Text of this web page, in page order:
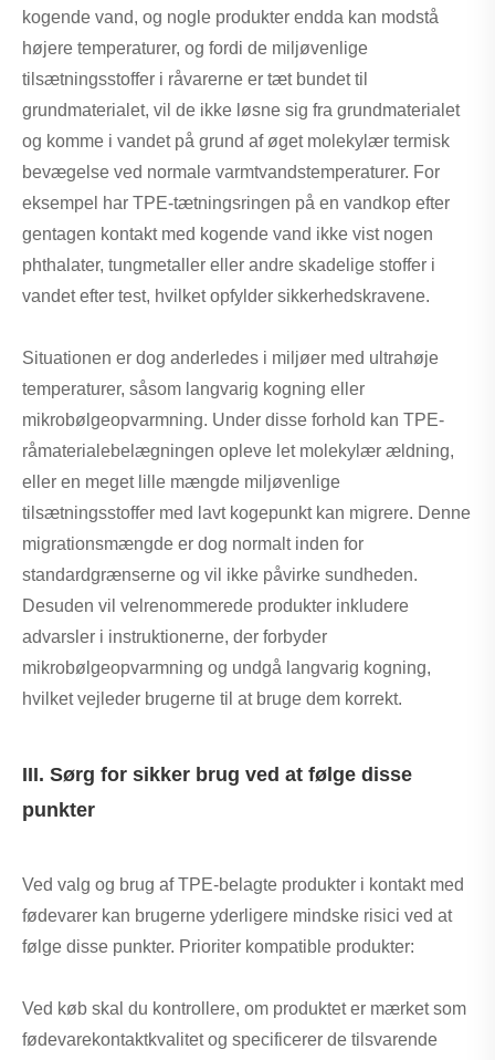
kogende vand, og nogle produkter endda kan modstå
højere temperaturer, og fordi de miljøvenlige
tilsætningsstoffer i råvarerne er tæt bundet til
grundmaterialet, vil de ikke løsne sig fra grundmaterialet
og komme i vandet på grund af øget molekylær termisk
bevægelse ved normale varmtvandstemperaturer. For
eksempel har TPE-tætningsringen på en vandkop efter
gentagen kontakt med kogende vand ikke vist nogen
phthalater, tungmetaller eller andre skadelige stoffer i
vandet efter test, hvilket opfylder sikkerhedskravene.
Situationen er dog anderledes i miljøer med ultrahøje
temperaturer, såsom langvarig kogning eller
mikrobølgeopvarmning. Under disse forhold kan TPE-
råmaterialebelægningen opleve let molekylær ældning,
eller en meget lille mængde miljøvenlige
tilsætningsstoffer med lavt kogepunkt kan migrere. Denne
migrationsmængde er dog normalt inden for
standardgrænserne og vil ikke påvirke sundheden.
Desuden vil velrenommerede produkter inkludere
advarsler i instruktionerne, der forbyder
mikrobølgeopvarmning og undgå langvarig kogning,
hvilket vejleder brugerne til at bruge dem korrekt.
III. Sørg for sikker brug ved at følge disse
punkter
Ved valg og brug af TPE-belagte produkter i kontakt med
fødevarer kan brugerne yderligere mindske risici ved at
følge disse punkter. Prioriter kompatible produkter:
Ved køb skal du kontrollere, om produktet er mærket som
fødevarekontaktkvalitet og specificerer de tilsvarende